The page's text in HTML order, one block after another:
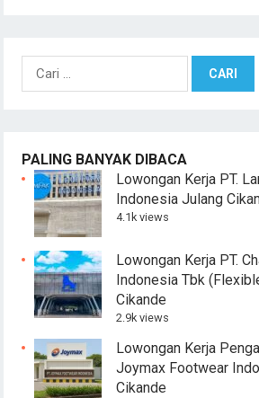
Cari
untuk:
PALING BANYAK DIBACA
Lowongan Kerja PT.
Indonesia Julang
4.1k views
Lowongan Kerja PT.
Indonesia Tbk
Cikande
2.9k views
Lowongan Kerja
Joymax Footwear
Cikande